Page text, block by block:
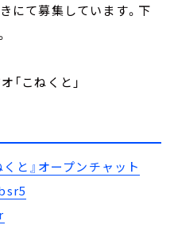
にて募集しています。下
「こねくと」
くと』オープンチャット